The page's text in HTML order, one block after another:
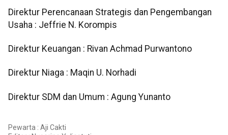
Direktur Perencanaan Strategis dan Pengembangan
Usaha : Jeffrie N. Korompis
Direktur Keuangan : Rivan Achmad Purwantono
Direktur Niaga : Maqin U. Norhadi
Direktur SDM dan Umum : Agung Yunanto
Pewarta : Aji Cakti